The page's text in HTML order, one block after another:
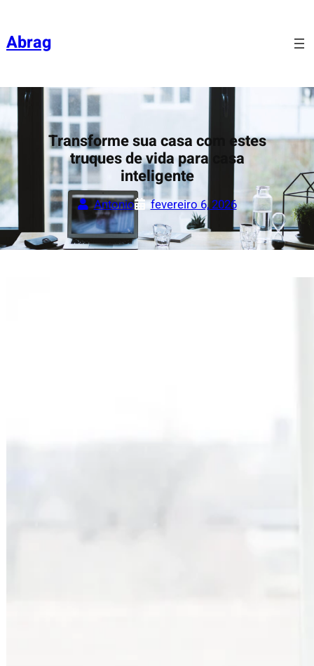
Abrag
Transforme sua casa com estes
truques de vida para casa
inteligente
Antonio fevereiro 6, 2026